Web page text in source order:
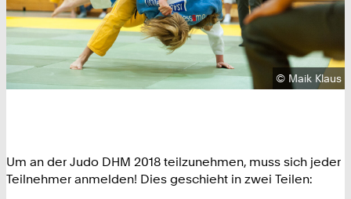
© Maik Klaus
Um an der Judo DHM 2018 teilzunehmen, muss sich jeder
Teilnehmer anmelden! Dies geschieht in zwei Teilen: